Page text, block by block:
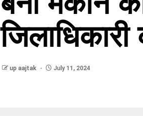
up aajtak July 11, 2024